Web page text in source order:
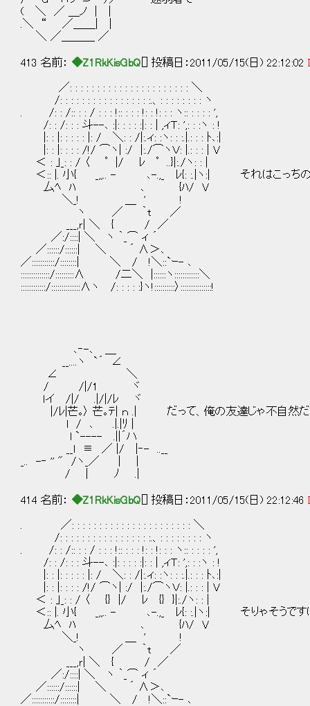
( ＼ ／ ＿ノ | |
.＼ “ ／＿＿| |
＼ ／＿＿＿ ／
413 名前： ◆Z1RkKisGbQ [] 投稿日：2011/05/15(日) 22:12:02
／: : : : : : : : : : : : : : : : : : : : : : ＼
/: : : : : : : : : : : : : : : : :.、: : : : : : : : ヽ
. /: : /:: : : / : : : !:: : : : !: : !: : : ヽ:: : : : : ',
/: : /: : : 斗--､ :|: : : : :|: : | ,ィＴ: ',: : :ヽ : !
|: : |: : : : : |: / ＼: : /|:.ィ: :ヽ: : :.|.: : : ﾄ､:|
|: : |: : : : /!/ ⌒ヽ| :/ |:./⌒ヽＶ: |.: : : | V
＜ : ｣_: : / 〈 ﾟ |/ ﾚ ﾟ ..}|:./ヽ: : |
＜:: |. 小{ _,,.. - ､-.,_ ﾚ{: :.|ヽ:| それはこっちの
厶ﾍ ﾊ ､ {ﾊ/ V
＼_! ＿ ' !
ヽ ／ ｀t ／
___,ｒ| ＼ { / ／
／:/::::| ＼ ヽ ｀_⌒ ィ ´
／::::::/::::::| ＼ ´ ∧＞､
／:::::::::::/::::::::| ＼ / !＼::`ｰ- ､
::::::::::::::/:::::::::∧ /二＼ |::::::ヽ::::::::::::＼
::::::::::::/::::::::::::::∧ヽ /: : : : :}ヽ!::::::::::〉:::::::::::::::!
､‐-､ ＿
__....ヽ `´ ∠
∠ ＼
/ /|/1 ヾ
ｌイ /|/ .|/|/ﾚ ヾ
|/ﾚ|芒｡〉 芒｡ﾃ| ｎ .| だって、俺の友達じゃ不自然だ
l / ､ .|.|ﾘ |
l `---- .||´ハ
__l ≡ ／ |/ |‐- ..__
_.. -‐ '' " /ヽ_／ | |
/ | ﾉ .|
414 名前： ◆Z1RkKisGbQ [] 投稿日：2011/05/15(日) 22:12:46
. ／: : : : : : : : : : : : : : : : : : : : : : ＼
/: : : : : : : : : : : : : : : : :.、: : : : : : : : ヽ
. /: : /:: : : / : : : !:: : : : !: : !: : : ヽ:: : : : : ',
/: : /: : : 斗--､ :|: : : : :|: : | ,ィＴ: ',: : :ヽ : !
|: : |: : : : : |: / ＼: : /|:.ィ: :ヽ: : :.|.: : : ﾄ､:|
|: : |: : : : /!/ ⌒ヽ| :/ |:./⌒ヽＶ: |.: : : | V
＜ : ｣_: : / 〈 {} |/ ﾚ {} }|:./ヽ: : |
＜:: |. 小{ _,,.. - ､-.,_ ﾚ{: :.|ヽ:| そりゃそうです
厶ﾍ ﾊ ､ {ﾊ/ V
＼_! ＿ ' !
ヽ ／ ｀t ／
___,ｒ| ＼ { / ／
／:/::::| ＼ ヽ ｀_⌒ ィ ´
／::::::/::::::| ＼ ´ ∧＞､
／:::::::::::/::::::::| ＼ / !＼::`ｰ- ､